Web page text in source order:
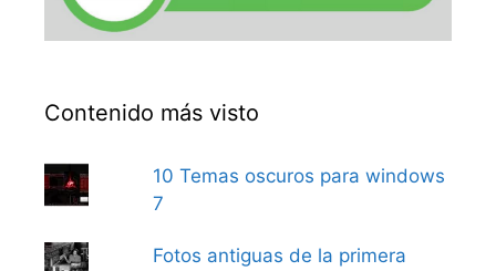
Contenido más visto
10 Temas oscuros para windows
7
Fotos antiguas de la primera